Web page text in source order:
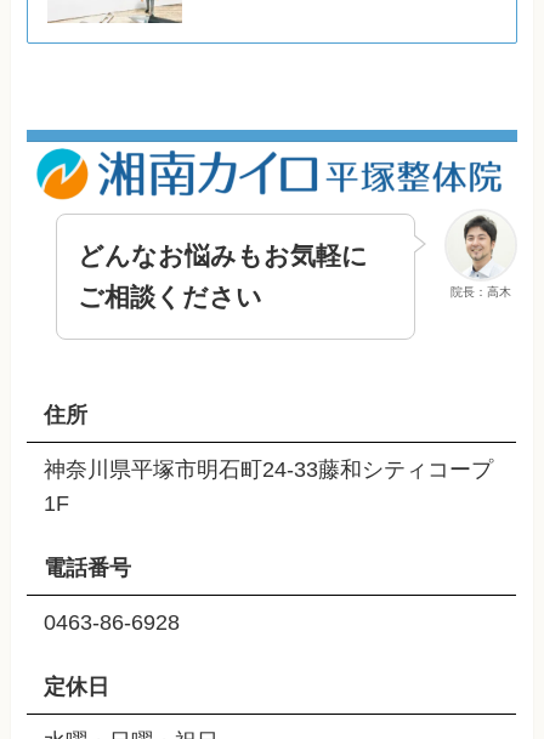
院長：高木
どんなお悩みもお気軽に
ご相談ください
住所
神奈川県平塚市明石町24-33藤和シティコープ
1F
電話番号
0463-86-6928
定休日